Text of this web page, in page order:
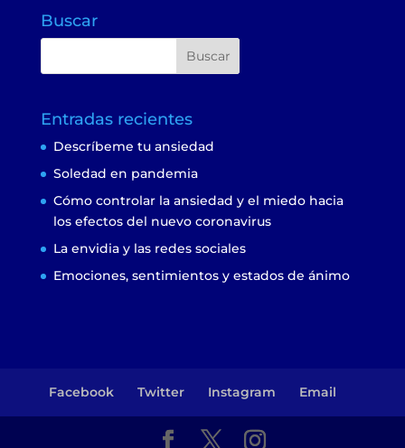
Buscar
Entradas recientes
Descríbeme tu ansiedad
Soledad en pandemia
Cómo controlar la ansiedad y el miedo hacia
los efectos del nuevo coronavirus
La envidia y las redes sociales
Emociones, sentimientos y estados de ánimo
Facebook Twitter Instagram Email